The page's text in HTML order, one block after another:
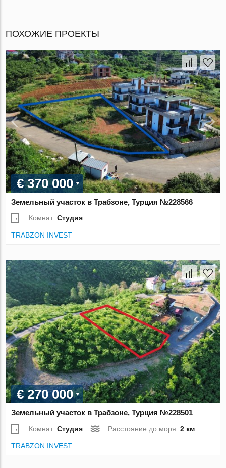
ПОХОЖИЕ ПРОЕКТЫ
€ 370 000
Земельный участок в Трабзоне, Турция №228566
Комнат:Студия
TRABZON INVEST
€ 270 000
Земельный участок в Трабзоне, Турция №228501
Комнат:Студия Расстояние до моря:2 км
TRABZON INVEST